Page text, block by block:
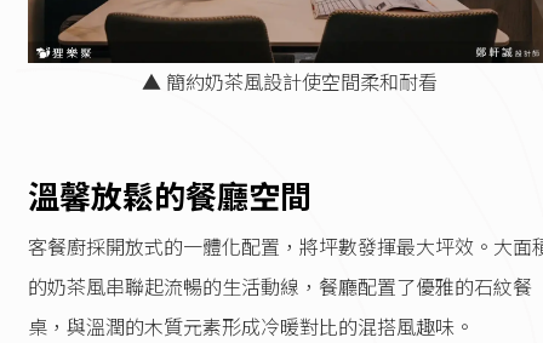
▲ 簡約奶茶風設計使空間柔和耐看
溫馨放鬆的餐廳空間
客餐廚採開放式的一體化配置，將坪數發揮最大坪效。大面
的奶茶風串聯起流暢的生活動線，餐廳配置了優雅的石紋餐
桌，與溫潤的木質元素形成冷暖對比的混搭風趣味。